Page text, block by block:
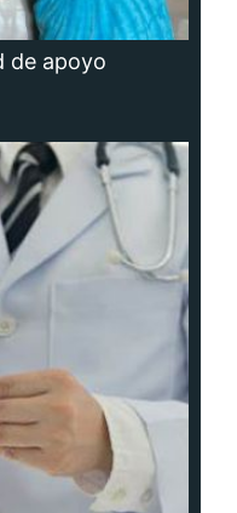
de apoyo